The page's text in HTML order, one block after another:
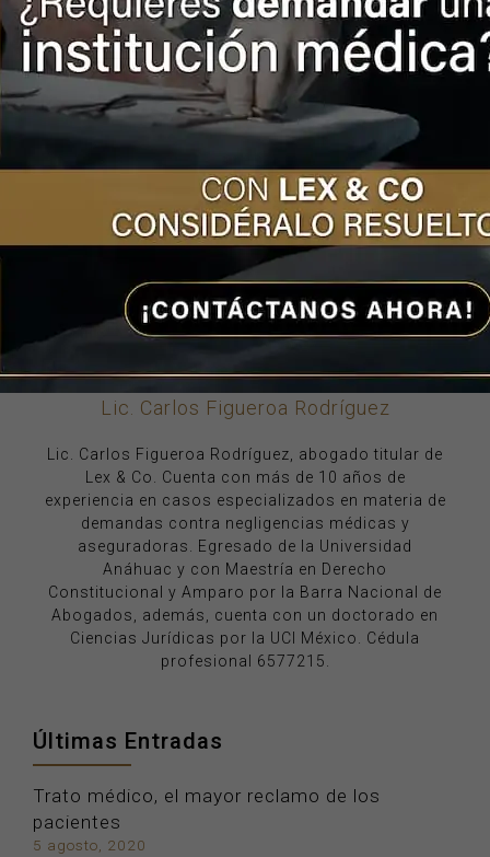
Un caso de negligencia médica puede
ocurrirle a cualquiera, si usted está en una
situación como ésta no dude en
contactarnos, nosotros le ayudaremos a
llevar su caso para que resuelvan a su favor
y reciba la
indemnización por riesgo de
trabajojusta.
Lic. Carlos Figueroa Rodríguez
Lic. Carlos Figueroa Rodríguez, abogado titular de
Lex & Co. Cuenta con más de 10 años de
experiencia en casos especializados en materia de
demandas contra negligencias médicas y
aseguradoras. Egresado de la Universidad
Anáhuac y con Maestría en Derecho
Constitucional y Amparo por la Barra Nacional de
Abogados, además, cuenta con un doctorado en
Ciencias Jurídicas por la UCI México. Cédula
profesional 6577215.
Últimas Entradas
Trato médico, el mayor reclamo de los
pacientes
5 agosto, 2020